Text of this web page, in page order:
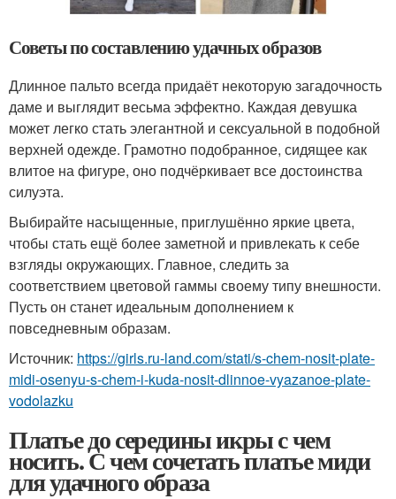
Советы по составлению удачных образов
Длинное пальто всегда придаёт некоторую загадочность
даме и выглядит весьма эффектно. Каждая девушка
может легко стать элегантной и сексуальной в подобной
верхней одежде. Грамотно подобранное, сидящее как
влитое на фигуре, оно подчёркивает все достоинства
силуэта.
Выбирайте насыщенные, приглушённо яркие цвета,
чтобы стать ещё более заметной и привлекать к себе
взгляды окружающих. Главное, следить за
соответствием цветовой гаммы своему типу внешности.
Пусть он станет идеальным дополнением к
повседневным образам.
Источник: https://girls.ru-land.com/stati/s-chem-nosit-plate-
midi-osenyu-s-chem-i-kuda-nosit-dlinnoe-vyazanoe-plate-
vodolazku
Платье до середины икры с чем
носить. С чем сочетать платье миди
для удачного образа